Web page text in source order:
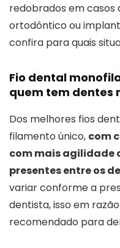
redobrados em casos
ortodôntico ou
confira para quais
Fio dental
quem tem dentes
Dos melhores fios
filamento único, com
com mais agilidade
presentes entre os
variar conforme a
dentista, isso em
recomendado para